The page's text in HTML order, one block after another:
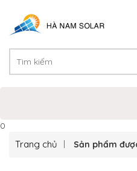
0
Trang chủ Sản phẩm